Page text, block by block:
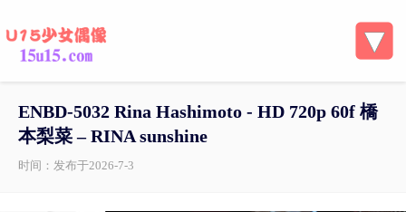
ENBD-5032 Rina Hashimoto - HD 720p 60f 橋
本梨菜 – RINA sunshine
时间：发布于2026-7-3